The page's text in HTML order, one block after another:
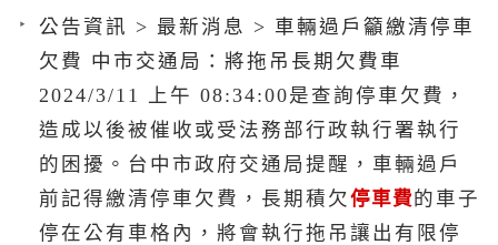
公告資訊 > 最新消息 > 車輛過戶籲繳清停車
欠費 中市交通局：將拖吊長期欠費車
2024/3/11 上午 08:34:00是查詢停車欠費，
造成以後被催收或受法務部行政執行署執行
的困擾。台中市政府交通局提醒，車輛過戶
前記得繳清停車欠費，長期積欠停車費的車子
停在公有車格內，將會執行拖吊讓出有限停